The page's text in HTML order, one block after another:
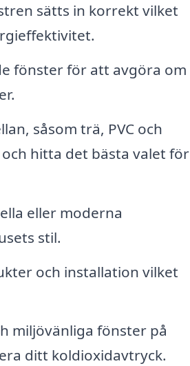
sätts in korrekt vilket
fönster för att avgöra om
såsom trä, PVC och
hitta det bästa valet för
eller moderna
stil.
och installation vilket
miljövänliga fönster på
ditt koldioxidavtryck.